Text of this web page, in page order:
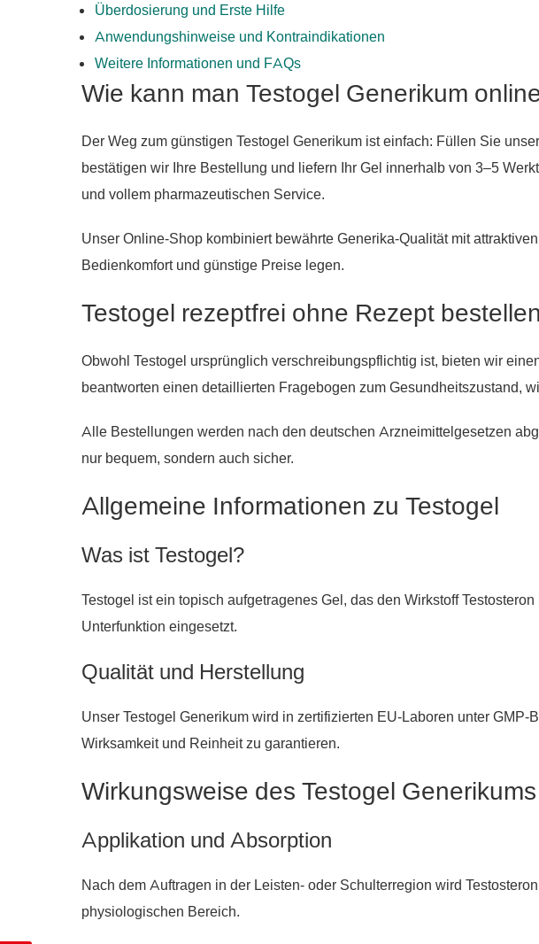
Überdosierung und Erste Hilfe
Anwendungshinweise und Kontraindikationen
Weitere Informationen und FAQs
Wie kann man Testogel Generikum
Der Weg zum günstigen Testogel Generikum ist einfach: Füllen Sie
bestätigen wir Ihre Bestellung und liefern Ihr Gel innerhalb von 3–5
und vollem pharmazeutischen Service.
Unser Online-Shop kombiniert bewährte Generika-Qualität mit
Bedienkomfort und günstige Preise legen.
Testogel rezeptfrei ohne Rezept
Obwohl Testogel ursprünglich verschreibungspflichtig ist, bieten wir
beantworten einen detaillierten Fragebogen zum Gesundheitszustand,
Alle Bestellungen werden nach den deutschen Arzneimittelgesetzen
nur bequem, sondern auch sicher.
Allgemeine Informationen zu Testogel
Was ist Testogel?
Testogel ist ein topisch aufgetragenes Gel, das den Wirkstoff
Unterfunktion eingesetzt.
Qualität und Herstellung
Unser Testogel Generikum wird in zertifizierten EU-Laboren unter
Wirksamkeit und Reinheit zu garantieren.
Wirkungsweise des Testogel Generikums
Applikation und Absorption
Nach dem Auftragen in der Leisten- oder Schulterregion wird
physiologischen Bereich.